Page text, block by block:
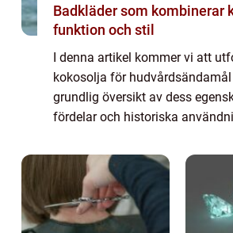
Badkläder som kombinerar
funktion och stil
I denna artikel kommer vi att
kokosolja för hudvårdsändamål
grundlig översikt av dess
fördelar och historiska
vegetabilisk olja som utvinns